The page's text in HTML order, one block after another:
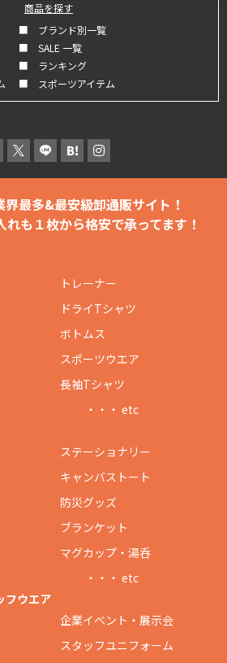
商品を探す
■ ブランド別一覧
■ SALE 一覧
■ ランキング
■ スポーツアイテム
界最多&最安級卸通販サイト！
れも １枚から格安で承ってます！
トレーナー
ドライTシャツ
ボトムス
スポーツウエア
長袖Tシャツ
・・・ etc
ステーショナリー
キャンバストート
防災グッズ
ブランケット
マグカップ・湯呑
・・・ etc
フウエア
企業イベント・展示会
スタッフユニフォーム